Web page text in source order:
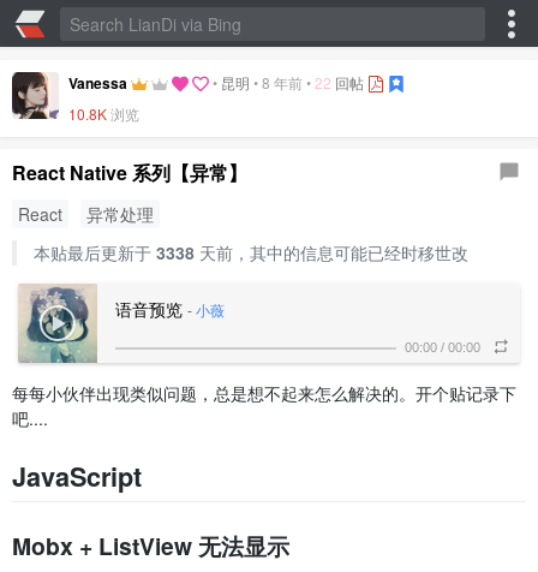
Vanessa • 昆明 •8 年前• 22 回帖
10.8K浏览
React Native 系列【异常】
React
异常处理
本贴最后更新于 3338天前，其中的信息可能已经时移世改
语音预览 - 小薇
00:00 / 00:00
每每小伙伴出现类似问题，总是想不起来怎么解决的。开个贴记录下
吧....
JavaScript
Mobx + ListView 无法显示